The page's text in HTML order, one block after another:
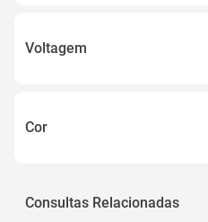
Voltagem
Cor
Preto
Consultas Relacionadas